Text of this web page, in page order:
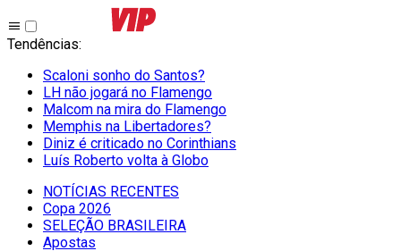
Tendências:
Scaloni sonho do Santos?
LH não jogará no Flamengo
Malcom na mira do Flamengo
Memphis na Libertadores?
Diniz é criticado no Corinthians
Luís Roberto volta à Globo
NOTÍCIAS RECENTES
Copa 2026
SELEÇÃO BRASILEIRA
Apostas